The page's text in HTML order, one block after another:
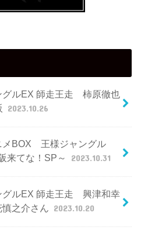
グルEX 師走王走 柿原徹也
2023.10.26
メBOX 王様ジャングル
来てな！SP～
2023.10.31
グルEX 師走王走 興津和幸
之介さん 2023.10.20